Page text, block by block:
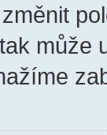
může